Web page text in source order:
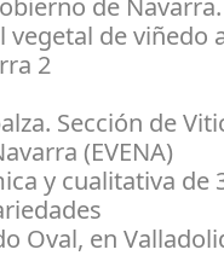
vegetal de viñedo
2
Sección de
(EVENA)
y cualitativa de
Oval, en